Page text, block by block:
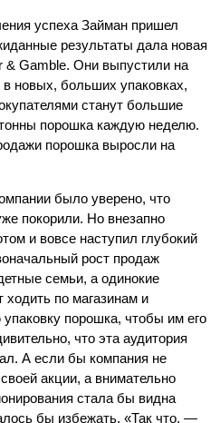
успеха Займан пришел
результаты дала новая
& Gamble. Они выпустили на
новых, больших упаковках,
станут большие
порошка каждую неделю.
порошка выросли на
было уверено, что
покорили. Но внезапно
и вовсе наступил глубокий
рост продаж
семьи, а одинокие
по магазинам и
порошка, чтобы им его
что эта аудитория
А если бы компания не
акции, а внимательно
стала бы видна
бы избежать. «Так что, —